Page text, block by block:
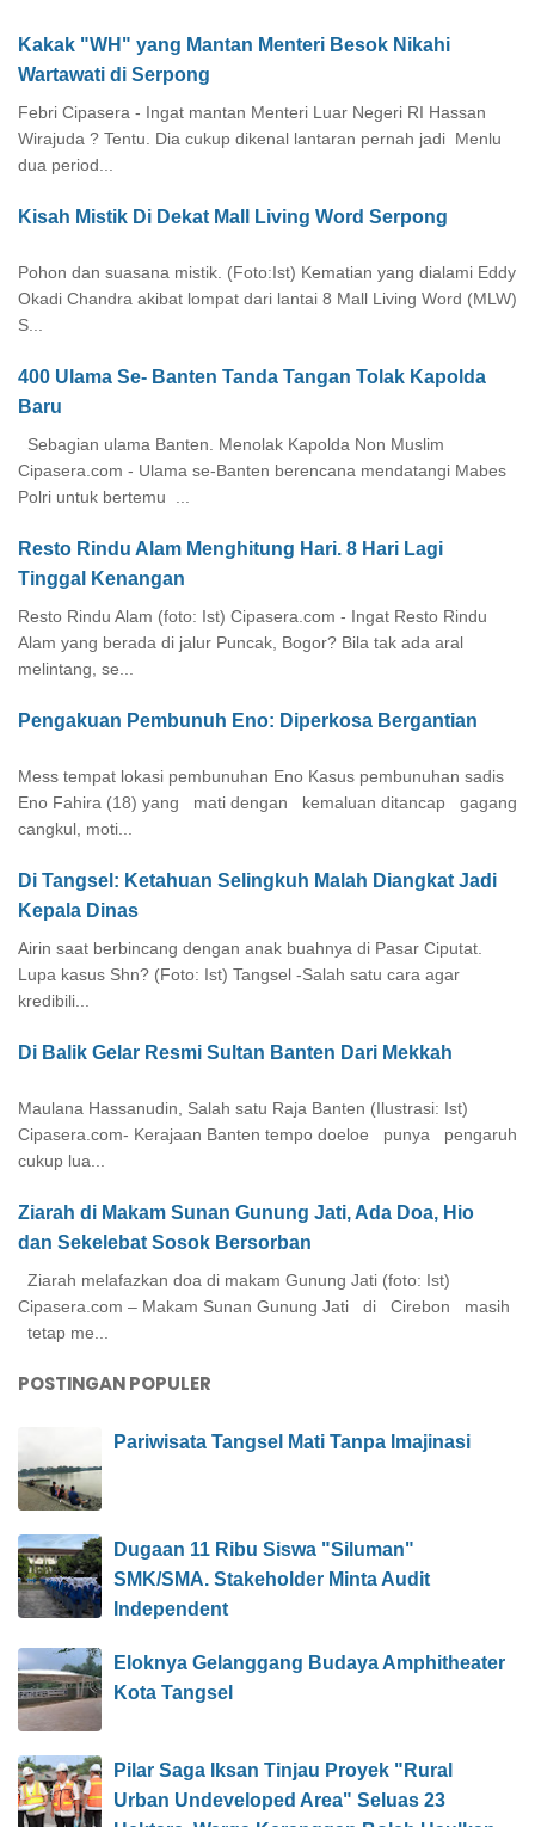
Kakak "WH" yang Mantan Menteri Besok Nikahi
Wartawati di Serpong
Febri Cipasera - Ingat mantan Menteri Luar Negeri RI Hassan
Wirajuda ? Tentu. Dia cukup dikenal lantaran pernah jadi Menlu
dua period...
Kisah Mistik Di Dekat Mall Living Word Serpong
Pohon dan suasana mistik. (Foto:Ist) Kematian yang dialami Eddy
Okadi Chandra akibat lompat dari lantai 8 Mall Living Word (MLW)
S...
400 Ulama Se- Banten Tanda Tangan Tolak Kapolda
Baru
Sebagian ulama Banten. Menolak Kapolda Non Muslim
Cipasera.com - Ulama se-Banten berencana mendatangi Mabes
Polri untuk bertemu ...
Resto Rindu Alam Menghitung Hari. 8 Hari Lagi
Tinggal Kenangan
Resto Rindu Alam (foto: Ist) Cipasera.com - Ingat Resto Rindu
Alam yang berada di jalur Puncak, Bogor? Bila tak ada aral
melintang, se...
Pengakuan Pembunuh Eno: Diperkosa Bergantian
Mess tempat lokasi pembunuhan Eno Kasus pembunuhan sadis
Eno Fahira (18) yang mati dengan kemaluan ditancap gagang
cangkul, moti...
Di Tangsel: Ketahuan Selingkuh Malah Diangkat Jadi
Kepala Dinas
Airin saat berbincang dengan anak buahnya di Pasar Ciputat.
Lupa kasus Shn? (Foto: Ist) Tangsel -Salah satu cara agar
kredibili...
Di Balik Gelar Resmi Sultan Banten Dari Mekkah
Maulana Hassanudin, Salah satu Raja Banten (Ilustrasi: Ist)
Cipasera.com- Kerajaan Banten tempo doeloe punya pengaruh
cukup lua...
Ziarah di Makam Sunan Gunung Jati, Ada Doa, Hio
dan Sekelebat Sosok Bersorban
Ziarah melafazkan doa di makam Gunung Jati (foto: Ist)
Cipasera.com – Makam Sunan Gunung Jati di Cirebon masih
tetap me...
POSTINGAN POPULER
Pariwisata Tangsel Mati Tanpa Imajinasi
Dugaan 11 Ribu Siswa "Siluman"
SMK/SMA. Stakeholder Minta Audit
Independent
Eloknya Gelanggang Budaya Amphitheater
Kota Tangsel
Pilar Saga Iksan Tinjau Proyek "Rural
Urban Undeveloped Area" Seluas 23